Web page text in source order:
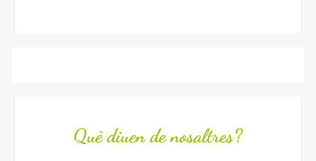
Què diuen de nosaltres?